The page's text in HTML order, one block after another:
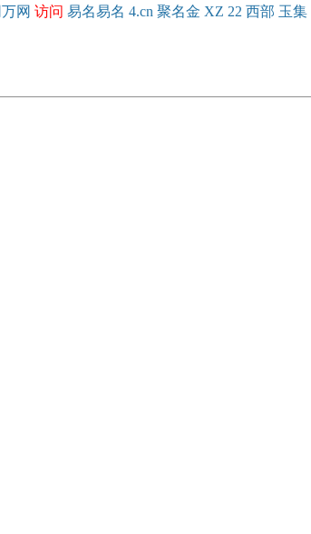
万网 访问 易名易名 4.cn 聚名金 XZ 22 西部 玉集